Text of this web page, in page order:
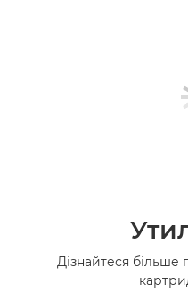
Дізнайтеся більше